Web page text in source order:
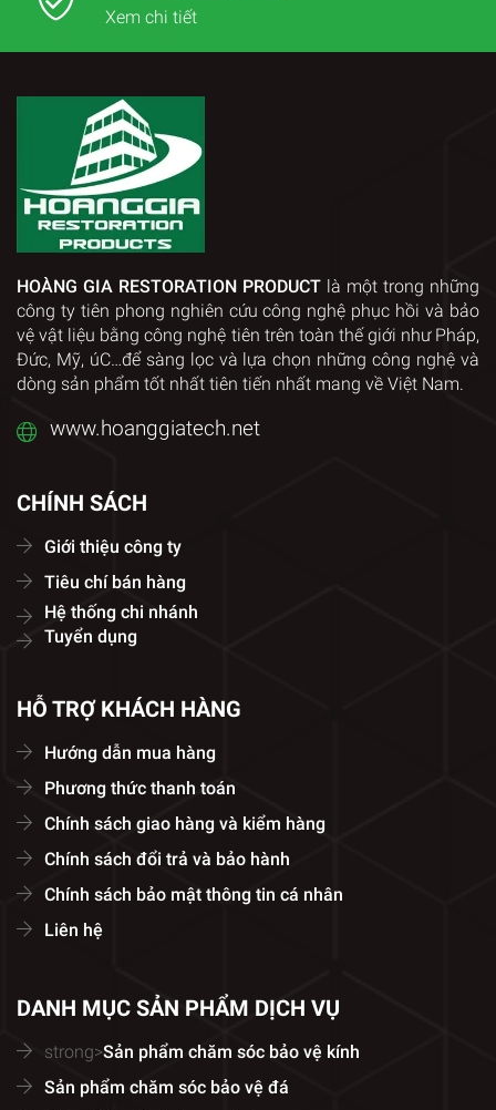
Xem chi tiết
HOÀNG GIA RESTORATION PRODUCT là một trong những
công ty tiên phong nghiên cứu công nghệ phục hồi và bảo
vệ vật liệu bằng công nghệ tiên trên toàn thế giới như Pháp,
Đức, Mỹ, úC…để sàng lọc và lựa chọn những công nghệ và
dòng sản phẩm tốt nhất tiên tiến nhất mang về Việt Nam.
www.hoanggiatech.net
CHÍNH SÁCH
Giới thiệu công ty
Tiêu chí bán hàng
Hệ thống chi nhánh
Tuyển dụng
HỖ TRỢ KHÁCH HÀNG
Hướng dẫn mua hàng
Phương thức thanh toán
Chính sách giao hàng và kiểm hàng
Chính sách đổi trả và bảo hành
Chính sách bảo mật thông tin cá nhân
Liên hệ
DANH MỤC SẢN PHẨM DỊCH VỤ
strong>Sản phẩm chăm sóc bảo vệ kính
Sản phẩm chăm sóc bảo vệ đá